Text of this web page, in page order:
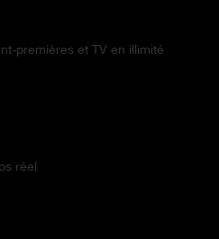
premières et TV en illimité
réel